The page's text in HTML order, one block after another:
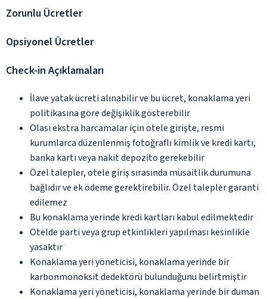
Zorunlu Ücretler
Opsiyonel Ücretler
Check-in Açıklamaları
İlave yatak ücreti alınabilir ve bu ücret, konaklama yeri
politikasına göre değişiklik gösterebilir
Olası ekstra harcamalar için otele girişte, resmi
kurumlarca düzenlenmiş fotoğraflı kimlik ve kredi kartı,
banka kartı veya nakit depozito gerekebilir
Özel talepler, otele giriş sırasında müsaitlik durumuna
bağlıdır ve ek ödeme gerektirebilir. Özel talepler garanti
edilemez
Bu konaklama yerinde kredi kartları kabul edilmektedir
Otelde parti veya grup etkinlikleri yapılması kesinlikle
yasaktır
Konaklama yeri yöneticisi, konaklama yerinde bir
karbonmonoksit dedektörü bulunduğunu belirtmiştir
Konaklama yeri yöneticisi, konaklama yerinde bir duman